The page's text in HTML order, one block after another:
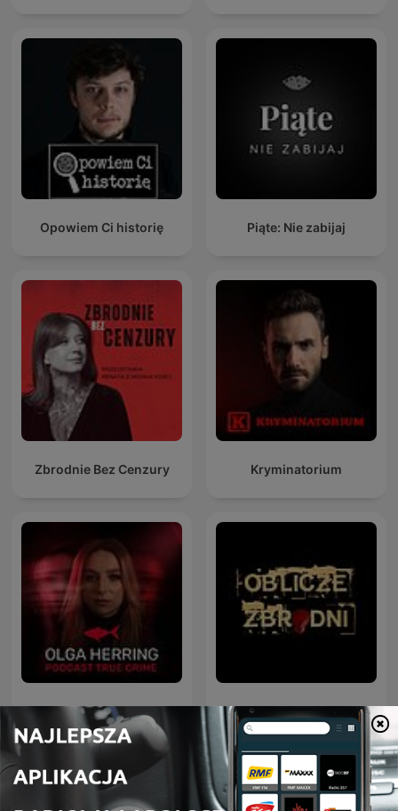
Opowiem Ci historię Piąte: Nie zabijaj
Zbrodnie Bez Cenzury Kryminatorium
Olga Herring True Crime Oblicze Zbrodni